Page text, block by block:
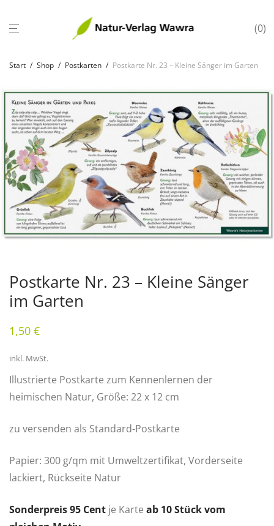
0
Start / Shop / Postkarten / Postkarte Nr. 23 – Kleine Sänger im Garten
Postkarte Nr. 23 – Kleine Sänger
im Garten
1,50 €
inkl. MwSt.
Illustrierte Postkarte zum Kennenlernen der
heimischen Natur, Größe: 22 x 12 cm
zu versenden als Standard-Postkarte
Papier: 300 g/qm mit Umweltzertifikat, Vorderseite
lackiert, Rückseite Natur
Sonderpreis 95 Cent je Karte ab 10 Stück vom